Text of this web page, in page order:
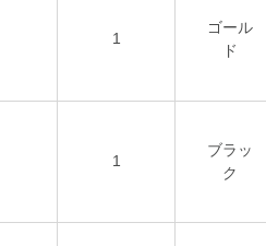
1
ゴール
ド
1
ブラッ
ク